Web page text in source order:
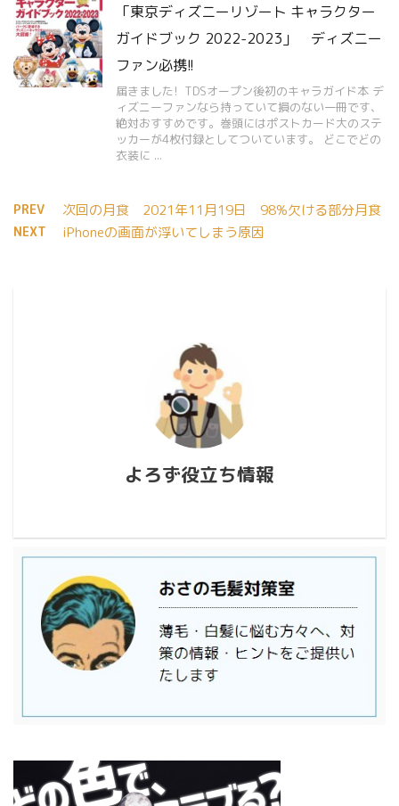
「東京ディズニーリゾート キャラクター
ガイドブック 2022-2023」 ディズニー
ファン必携!!
届きました! TDSオープン後初のキャラガイド本 デ
ィズニーファンなら持っていて損のない一冊です、
絶対おすすめです。巻頭にはポストカード大のステ
ッカーが4枚付録としてついています。 どこでどの
衣装に ...
PREV 次回の月食 2021年11月19日 98%欠ける部分月食
NEXT iPhoneの画面が浮いてしまう原因
よろず役立ち情報